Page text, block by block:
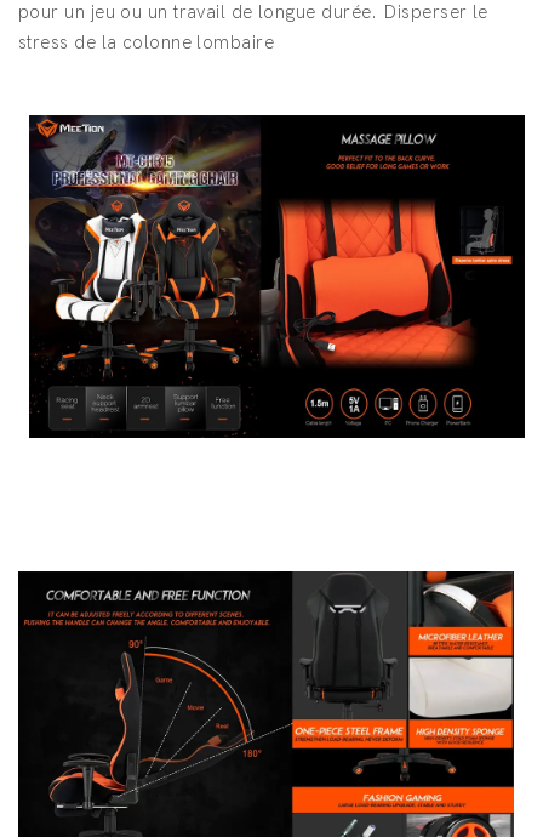
pour un jeu ou un travail de longue durée. Disperser le
stress de la colonne lombaire